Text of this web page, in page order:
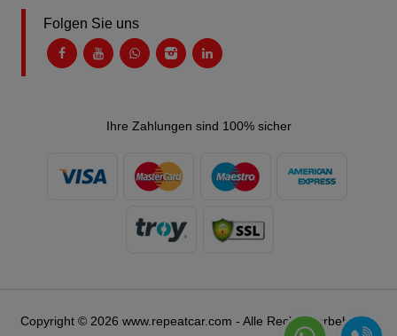
Folgen Sie uns
Ihre Zahlungen sind 100% sicher
Copyright © 2026 www.repeatcar.com - Alle Rechte vorbehalten